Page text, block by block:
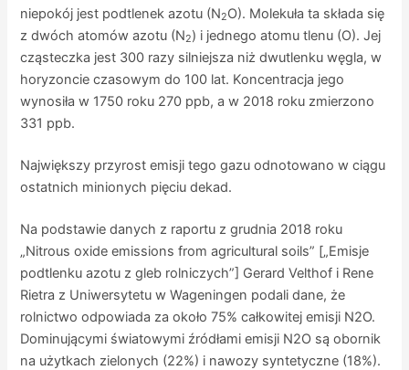
niepokój jest podtlenek azotu (N2O). Molekuła ta składa się
z dwóch atomów azotu (N2) i jednego atomu tlenu (O). Jej
cząsteczka jest 300 razy silniejsza niż dwutlenku węgla, w
horyzoncie czasowym do 100 lat. Koncentracja jego
wynosiła w 1750 roku 270 ppb, a w 2018 roku zmierzono
331 ppb.
Największy przyrost emisji tego gazu odnotowano w ciągu
ostatnich minionych pięciu dekad.
Na podstawie danych z raportu z grudnia 2018 roku
„Nitrous oxide emissions from agricultural soils” [„Emisje
podtlenku azotu z gleb rolniczych”] Gerard Velthof i Rene
Rietra z Uniwersytetu w Wageningen podali dane, że
rolnictwo odpowiada za około 75% całkowitej emisji N2O.
Dominującymi światowymi źródłami emisji N2O są obornik
na użytkach zielonych (22%) i nawozy syntetyczne (18%).